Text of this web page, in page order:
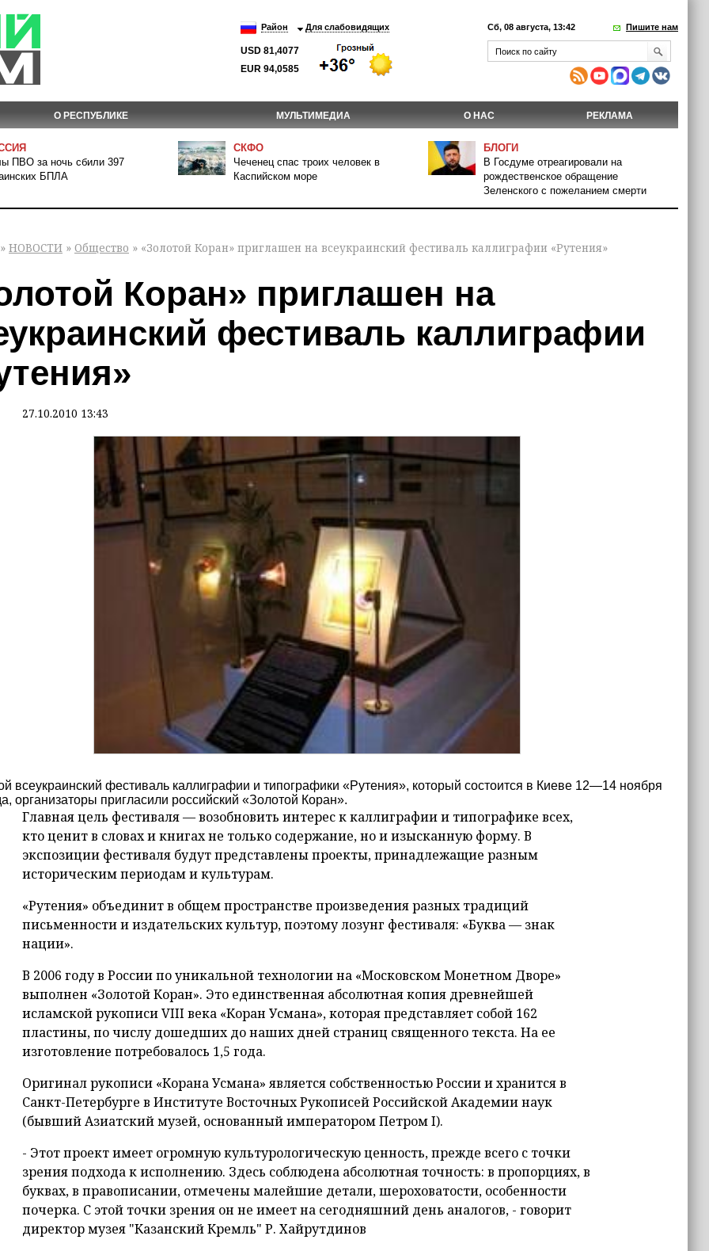
Район Для слабовидящих
USD 81,4077
EUR 94,0585
Сб, 08 августа, 13:42 Пишите нам
О РЕСПУБЛИКЕ МУЛЬТИМЕДИА О НАС РЕКЛАМА
ПВО за ночь сбили 397
БПЛА
СКФО
Чеченец спас троих человек в
Каспийском море
БЛОГИ
В Госдуме отреагировали на
рождественское обращение
Зеленского с пожеланием смерти
» НОВОСТИ » Общество » «Золотой Коран» приглашен на всеукраинский фестиваль каллиграфии «Рутения»
Коран» приглашен на
фестиваль каллиграфии
27.10.2010 13:43
всеукраинский фестиваль каллиграфии и типографики «Рутения», который состоится в Киеве 12—14 ноября
организаторы пригласили российский «Золотой Коран».
Главная цель фестиваля — возобновить интерес к каллиграфии и типографике всех,
кто ценит в словах и книгах не только содержание, но и изысканную форму. В
экспозиции фестиваля будут представлены проекты, принадлежащие разным
историческим периодам и культурам.
«Рутения» объединит в общем пространстве произведения разных традиций
письменности и издательских культур, поэтому лозунг фестиваля: «Буква — знак
нации».
В 2006 году в России по уникальной технологии на «Московском Монетном Дворе»
выполнен «Золотой Коран». Это единственная абсолютная копия древнейшей
исламской рукописи VIII века «Коран Усмана», которая представляет собой 162
пластины, по числу дошедших до наших дней страниц священного текста. На ее
изготовление потребовалось 1,5 года.
Оригинал рукописи «Корана Усмана» является собственностью России и хранится в
Санкт-Петербурге в Институте Восточных Рукописей Российской Академии наук
(бывший Азиатский музей, основанный императором Петром I).
- Этот проект имеет огромную культурологическую ценность, прежде всего с точки
зрения подхода к исполнению. Здесь соблюдена абсолютная точность: в пропорциях, в
буквах, в правописании, отмечены малейшие детали, шероховатости, особенности
почерка. С этой точки зрения он не имеет на сегодняшний день аналогов, - говорит
директор музея "Казанский Кремль" Р. Хайрутдинов